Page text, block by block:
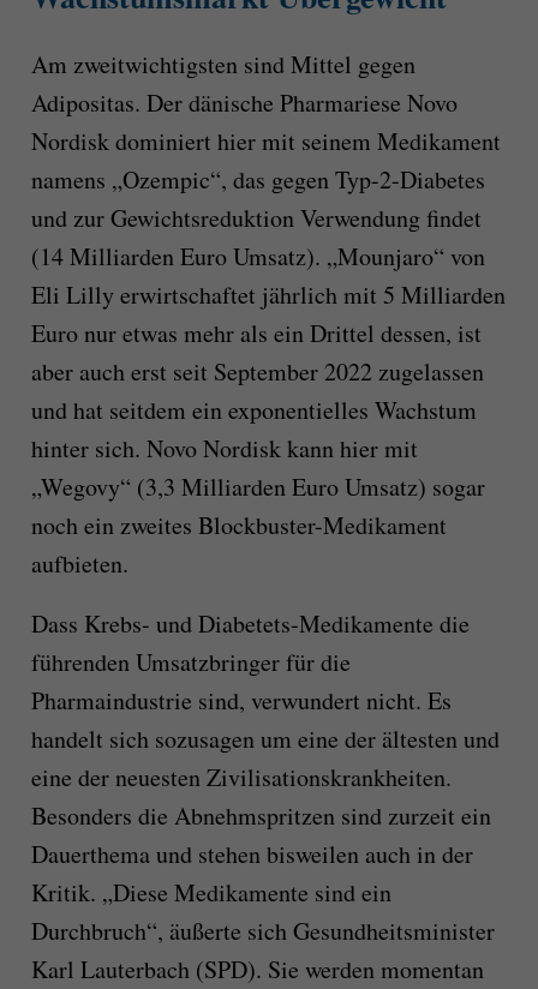
Am zweitwichtigsten sind Mittel gegen
Adipositas. Der dänische Pharmariese Novo
Nordisk dominiert hier mit seinem Medikament
namens „Ozempic“, das gegen Typ-2-Diabetes
und zur Gewichtsreduktion Verwendung findet
(14 Milliarden Euro Umsatz). „Mounjaro“ von
Eli Lilly erwirtschaftet jährlich mit 5 Milliarden
Euro nur etwas mehr als ein Drittel dessen, ist
aber auch erst seit September 2022 zugelassen
und hat seitdem ein exponentielles Wachstum
hinter sich. Novo Nordisk kann hier mit
„Wegovy“ (3,3 Milliarden Euro Umsatz) sogar
noch ein zweites Blockbuster-Medikament
aufbieten.
Dass Krebs- und Diabetets-Medikamente die
führenden Umsatzbringer für die
Pharmaindustrie sind, verwundert nicht. Es
handelt sich sozusagen um eine der ältesten und
eine der neuesten Zivilisationskrankheiten.
Besonders die Abnehmspritzen sind zurzeit ein
Dauerthema und stehen bisweilen auch in der
Kritik. „Diese Medikamente sind ein
Durchbruch“, äußerte sich Gesundheitsminister
Karl Lauterbach (SPD). Sie werden momentan